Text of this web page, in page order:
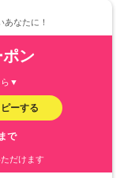
なたに！
ン
ら▼
ーする
で
だけます